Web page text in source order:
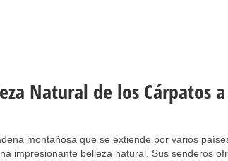
Natural de los Cárpatos
montañosa que se extiende por varios
impresionante belleza natural. Sus senderos